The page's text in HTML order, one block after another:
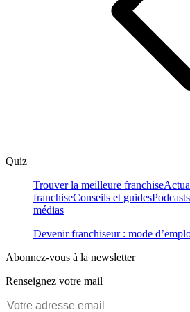
Quiz
Trouver la meilleure franchise
franchiseConseils et guidesPodcasts
médias
Devenir franchiseur : mode
Abonnez-vous à la newsletter
Renseignez votre mail